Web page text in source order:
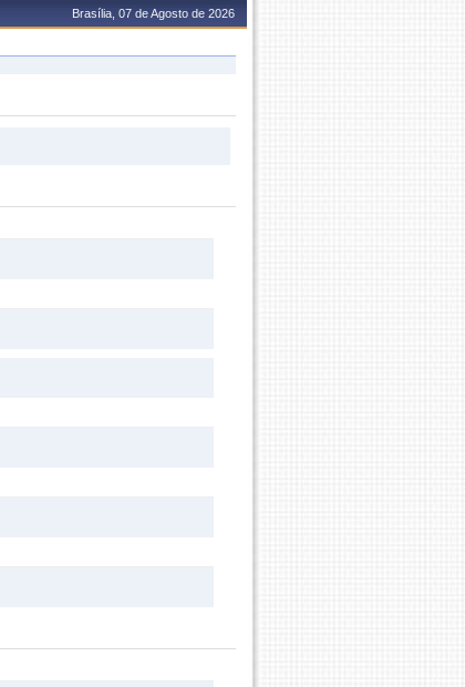
Brasília, 07 de Agosto de 2026